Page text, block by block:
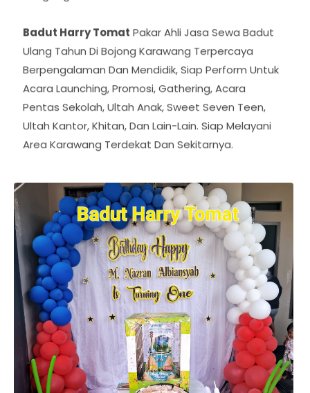
Badut Harry Tomat Pakar Ahli Jasa Sewa Badut
Ulang Tahun Di Bojong Karawang Terpercaya
Berpengalaman Dan Mendidik, Siap Perform Untuk
Acara Launching, Promosi, Gathering, Acara
Pentas Sekolah, Ultah Anak, Sweet Seven Teen,
Ultah Kantor, Khitan, Dan Lain-Lain. Siap Melayani
Area Karawang Terdekat Dan Sekitarnya.